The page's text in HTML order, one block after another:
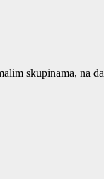
skupinama, na